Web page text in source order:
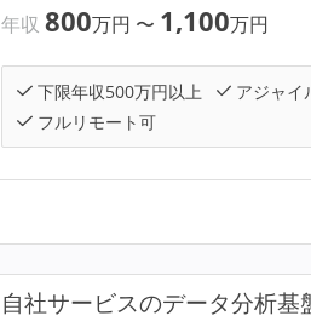
年収800万円 〜 1,100万円
下限年収500万円以上 アジャイ
フルリモート可
自社サービスのデータ分析基